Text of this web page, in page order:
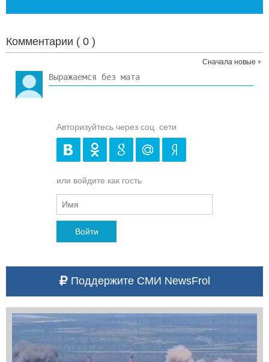
Комментарии ( 0 )
Сначала новые
Авторизуйтесь через соц. сети
или войдите как гость
Войти
Поддержите СМИ NewsFrol